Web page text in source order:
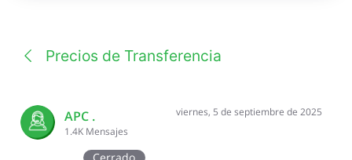
Precios de Transferencia
APC .
1.4K Mensajes
viernes, 5 de septiembre de 2025